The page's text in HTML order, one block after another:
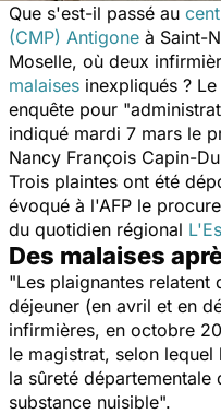
Que s'est-il passé au
(CMP) Antigone à Saint-
Moselle, où deux
malaises inexpliqués ?
enquête pour "
indiqué mardi 7 mars le
Nancy François Capin-
Trois plaintes ont été
évoqué à l'AFP le
du quotidien régional
Des malaises
"Les plaignantes relatent
déjeuner (en avril et en
infirmières, en octobre
le magistrat, selon lequel
la sûreté
substance nuisible".